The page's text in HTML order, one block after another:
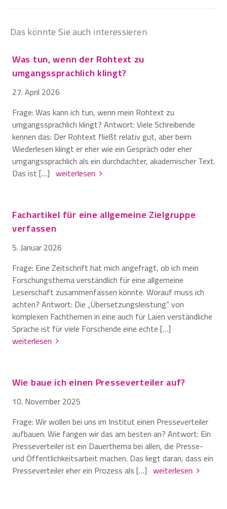
Das könnte Sie auch interessieren
Was tun, wenn der Rohtext zu
umgangssprachlich klingt?
27. April 2026
Frage: Was kann ich tun, wenn mein Rohtext zu
umgangssprachlich klingt? Antwort: Viele Schreibende
kennen das: Der Rohtext fließt relativ gut, aber beim
Wiederlesen klingt er eher wie ein Gespräch oder eher
umgangssprachlich als ein durchdachter, akademischer Text.
Das ist […] weiterlesen
Fachartikel für eine allgemeine Zielgruppe
verfassen
5. Januar 2026
Frage: Eine Zeitschrift hat mich angefragt, ob ich mein
Forschungsthema verständlich für eine allgemeine
Leserschaft zusammenfassen könnte. Worauf muss ich
achten? Antwort: Die „Übersetzungsleistung“ von
komplexen Fachthemen in eine auch für Laien verständliche
Sprache ist für viele Forschende eine echte […]
weiterlesen
Wie baue ich einen Presseverteiler auf?
10. November 2025
Frage: Wir wollen bei uns im Institut einen Presseverteiler
aufbauen. Wie fangen wir das am besten an? Antwort: Ein
Presseverteiler ist ein Dauerthema bei allen, die Presse-
und Öffentlichkeitsarbeit machen. Das liegt daran, dass ein
Presseverteiler eher ein Prozess als […] weiterlesen